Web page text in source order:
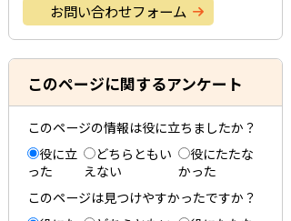
お問い合わせフォーム
このページに関するアンケート
このページの情報は役に立ちましたか？
役に立
った
どちらともい
えない
役にたたな
かった
このページは見つけやすかったですか？